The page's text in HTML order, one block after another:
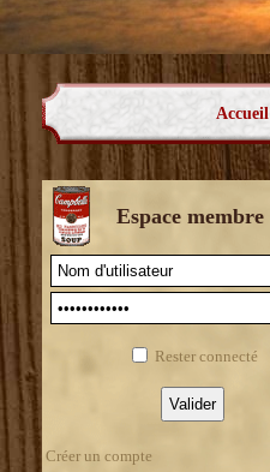
Accueil
Espace membre
Rester connecté
Créer un compte